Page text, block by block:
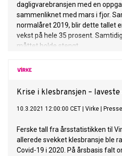
dagligvarebransjen med en
sammenliknet med mars i fjor.
normalåret 2019, blir dette tallet
vekst på hele 35 prosent.
måttet holde stengt.
Krise i klesbransjen –
10.3.2021 12:00:00 CET Virke
Ferske tall fra årsstatistikken til
allerede svekket klesbransje ble
Covid-19 i 2020. På årsbasis falt